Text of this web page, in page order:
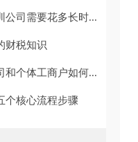
公司需要花多长时...
财税知识
和个体工商户如何...
个核心流程步骤